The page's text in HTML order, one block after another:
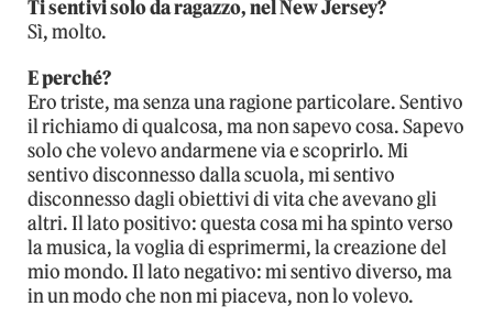
Ti sentivi solo da ragazzo, nel New Jersey?
Sì, molto.
E perché?
Ero triste, ma senza una ragione particolare. Sentivo
il richiamo di qualcosa, ma non sapevo cosa. Sapevo
solo che volevo andarmene via e scoprirlo. Mi
sentivo disconnesso dalla scuola, mi sentivo
disconnesso dagli obiettivi di vita che avevano gli
altri. Il lato positivo: questa cosa mi ha spinto verso
la musica, la voglia di esprimermi, la creazione del
mio mondo. Il lato negativo: mi sentivo diverso, ma
in un modo che non mi piaceva, non lo volevo.